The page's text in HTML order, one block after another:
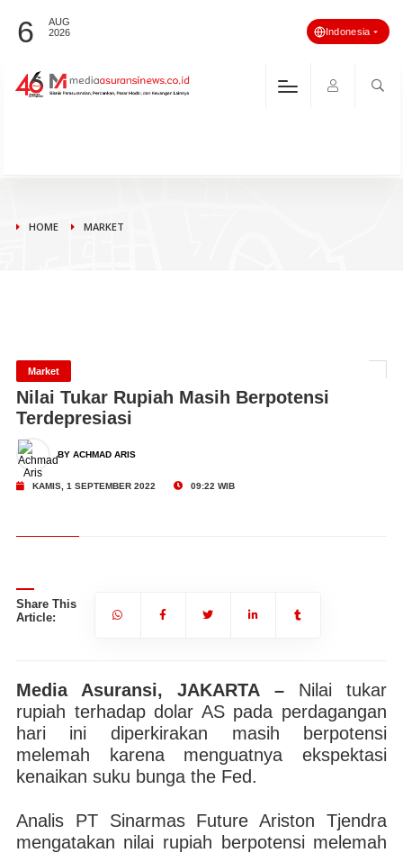
6
AUG
2026
Indonesia
HOME MARKET
Market
Nilai Tukar Rupiah Masih Berpotensi
Terdepresiasi
BY ACHMAD ARIS
KAMIS, 1 SEPTEMBER 2022 09:22 WIB
Share This
Article:
Media Asuransi, JAKARTA –Nilai tukar
rupiah terhadap dolar AS pada perdagangan
hari ini diperkirakan masih berpotensi
melemah karena menguatnya ekspektasi
kenaikan suku bunga the Fed.
Analis PT Sinarmas Future Ariston Tjendra
mengatakan nilai rupiah berpotensi melemah